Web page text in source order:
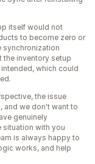
itself would not
to become zero or
synchronization
the inventory setup
which could
the issue
and we don't want to
genuinely
situation with you
is always happy to
works, and help